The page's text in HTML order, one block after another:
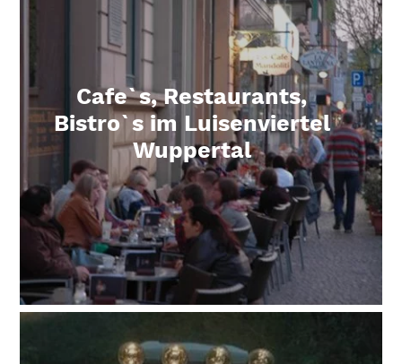
Cafe`s, Restaurants,
Bistro`s im Luisenviertel
Wuppertal
Mehr erfahren über Cafe`s, Restaurants, Bistro`s im